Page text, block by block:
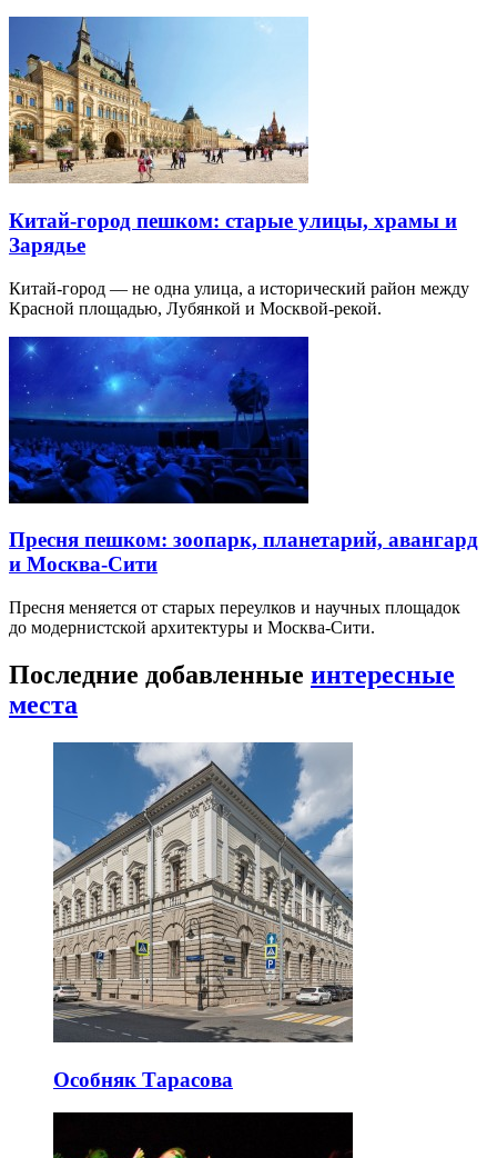
Китай-город пешком: старые улицы, храмы и
Зарядье
Китай-город — не одна улица, а исторический район между
Красной площадью, Лубянкой и Москвой-рекой.
Пресня пешком: зоопарк, планетарий, авангард
и Москва-Сити
Пресня меняется от старых переулков и научных площадок
до модернистской архитектуры и Москва-Сити.
Последние добавленные интересные
места
Особняк Тарасова